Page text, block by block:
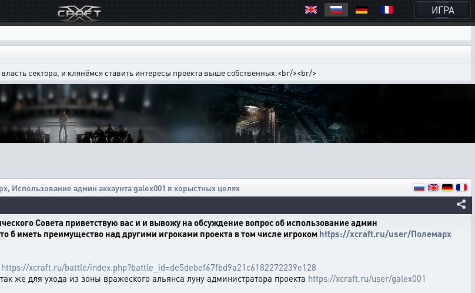
ИГРА
сектора, и клянёмся ставить интересы проекта выше собственных.<br/><br/>
, Использование админ аккаунта galex001 в корыстных целях
Совета приветствую вас и и вывожу на обсуждение вопрос об использование админ
б иметь преимущество над другими игроками проекта в том числе игроком https://xcraft.ru/user/Полемарх
https://xcraft.ru/battle/index.php?battle_id=de5debef67fbd9a21c6182272239e128
же для ухода из зоны вражеского альянса луну администратора проекта https://xcraft.ru/user/galex001